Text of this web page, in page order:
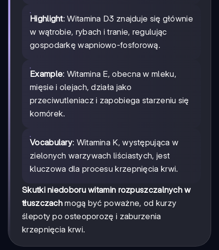
Highlight: Witamina D3 znajduje się głównie
w wątrobie, rybach i tranie, regulując
gospodarkę wapniowo-fosforową.
Example: Witamina E, obecna w mleku,
mięsie i olejach, działa jako
przeciwutleniacz i zapobiega starzeniu się
komórek.
Vocabulary: Witamina K, występująca w
zielonych warzywach liściastych, jest
kluczowa dla procesu krzepnięcia krwi.
Skutki niedoboru witamin rozpuszczalnych w
tłuszczach mogą być poważne, od kurzy
ślepoty po osteoporozę i zaburzenia
krzepnięcia krwi.